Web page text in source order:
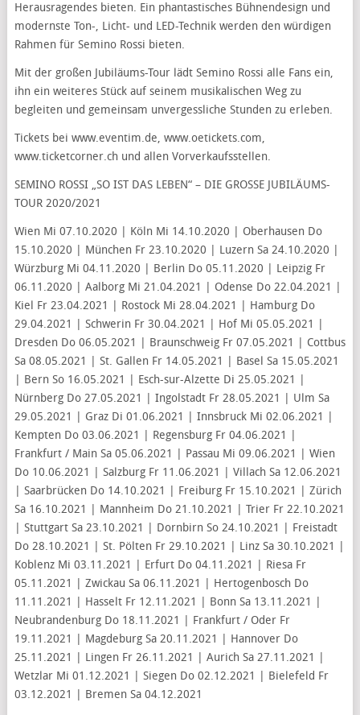
Herausragendes bieten. Ein phantastisches Bühnendesign und
modernste Ton-, Licht- und LED-Technik werden den würdigen
Rahmen für Semino Rossi bieten.
Mit der großen Jubiläums-Tour lädt Semino Rossi alle Fans ein,
ihn ein weiteres Stück auf seinem musikalischen Weg zu
begleiten und gemeinsam unvergessliche Stunden zu erleben.
Tickets bei www.eventim.de, www.oetickets.com,
www.ticketcorner.ch und allen Vorverkaufsstellen.
SEMINO ROSSI „SO IST DAS LEBEN“ – DIE GROSSE JUBILÄUMS-
TOUR 2020/2021
Wien Mi 07.10.2020 | Köln Mi 14.10.2020 | Oberhausen Do
15.10.2020 | München Fr 23.10.2020 | Luzern Sa 24.10.2020 |
Würzburg Mi 04.11.2020 | Berlin Do 05.11.2020 | Leipzig Fr
06.11.2020 | Aalborg Mi 21.04.2021 | Odense Do 22.04.2021 |
Kiel Fr 23.04.2021 | Rostock Mi 28.04.2021 | Hamburg Do
29.04.2021 | Schwerin Fr 30.04.2021 | Hof Mi 05.05.2021 |
Dresden Do 06.05.2021 | Braunschweig Fr 07.05.2021 | Cottbus
Sa 08.05.2021 | St. Gallen Fr 14.05.2021 | Basel Sa 15.05.2021
| Bern So 16.05.2021 | Esch-sur-Alzette Di 25.05.2021 |
Nürnberg Do 27.05.2021 | Ingolstadt Fr 28.05.2021 | Ulm Sa
29.05.2021 | Graz Di 01.06.2021 | Innsbruck Mi 02.06.2021 |
Kempten Do 03.06.2021 | Regensburg Fr 04.06.2021 |
Frankfurt / Main Sa 05.06.2021 | Passau Mi 09.06.2021 | Wien
Do 10.06.2021 | Salzburg Fr 11.06.2021 | Villach Sa 12.06.2021
| Saarbrücken Do 14.10.2021 | Freiburg Fr 15.10.2021 | Zürich
Sa 16.10.2021 | Mannheim Do 21.10.2021 | Trier Fr 22.10.2021
| Stuttgart Sa 23.10.2021 | Dornbirn So 24.10.2021 | Freistadt
Do 28.10.2021 | St. Pölten Fr 29.10.2021 | Linz Sa 30.10.2021 |
Koblenz Mi 03.11.2021 | Erfurt Do 04.11.2021 | Riesa Fr
05.11.2021 | Zwickau Sa 06.11.2021 | Hertogenbosch Do
11.11.2021 | Hasselt Fr 12.11.2021 | Bonn Sa 13.11.2021 |
Neubrandenburg Do 18.11.2021 | Frankfurt / Oder Fr
19.11.2021 | Magdeburg Sa 20.11.2021 | Hannover Do
25.11.2021 | Lingen Fr 26.11.2021 | Aurich Sa 27.11.2021 |
Wetzlar Mi 01.12.2021 | Siegen Do 02.12.2021 | Bielefeld Fr
03.12.2021 | Bremen Sa 04.12.2021